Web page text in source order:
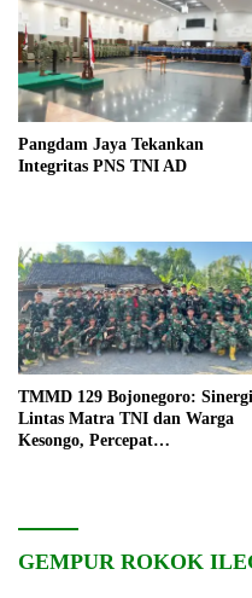
Pangdam Jaya Tekankan
Integritas PNS TNI AD
TMMD 129 Bojonegoro: Sinergi
Lintas Matra TNI dan Warga
Kesongo, Percepat
GEMPUR ROKOK